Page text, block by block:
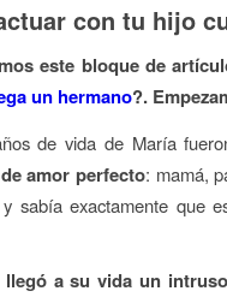
con tu hijo
este bloque de
un hermano?.
de vida de María
amor perfecto: mamá,
sabía exactamente que
llegó a su vida un